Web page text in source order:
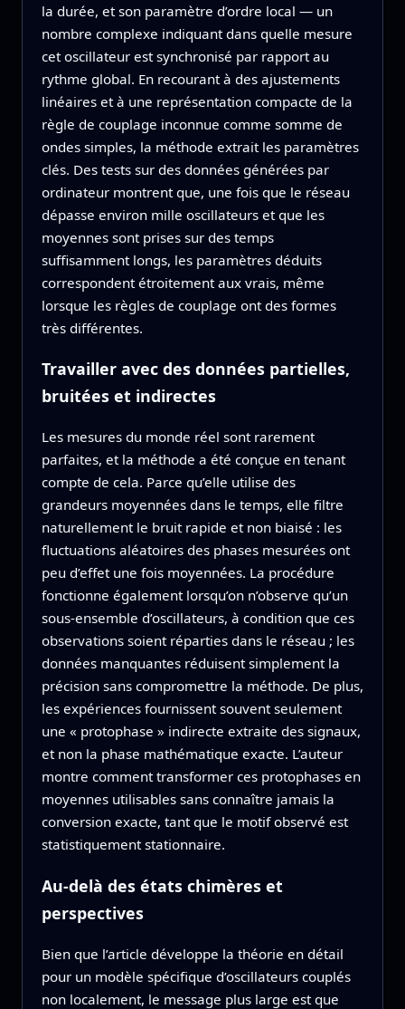
la durée, et son paramètre d’ordre local — un
nombre complexe indiquant dans quelle mesure
cet oscillateur est synchronisé par rapport au
rythme global. En recourant à des ajustements
linéaires et à une représentation compacte de la
règle de couplage inconnue comme somme de
ondes simples, la méthode extrait les paramètres
clés. Des tests sur des données générées par
ordinateur montrent que, une fois que le réseau
dépasse environ mille oscillateurs et que les
moyennes sont prises sur des temps
suffisamment longs, les paramètres déduits
correspondent étroitement aux vrais, même
lorsque les règles de couplage ont des formes
très différentes.
Travailler avec des données partielles,
bruitées et indirectes
Les mesures du monde réel sont rarement
parfaites, et la méthode a été conçue en tenant
compte de cela. Parce qu’elle utilise des
grandeurs moyennées dans le temps, elle filtre
naturellement le bruit rapide et non biaisé : les
fluctuations aléatoires des phases mesurées ont
peu d’effet une fois moyennées. La procédure
fonctionne également lorsqu’on n’observe qu’un
sous-ensemble d’oscillateurs, à condition que ces
observations soient réparties dans le réseau ; les
données manquantes réduisent simplement la
précision sans compromettre la méthode. De plus,
les expériences fournissent souvent seulement
une « protophase » indirecte extraite des signaux,
et non la phase mathématique exacte. L’auteur
montre comment transformer ces protophases en
moyennes utilisables sans connaître jamais la
conversion exacte, tant que le motif observé est
statistiquement stationnaire.
Au-delà des états chimères et
perspectives
Bien que l’article développe la théorie en détail
pour un modèle spécifique d’oscillateurs couplés
non localement, le message plus large est que